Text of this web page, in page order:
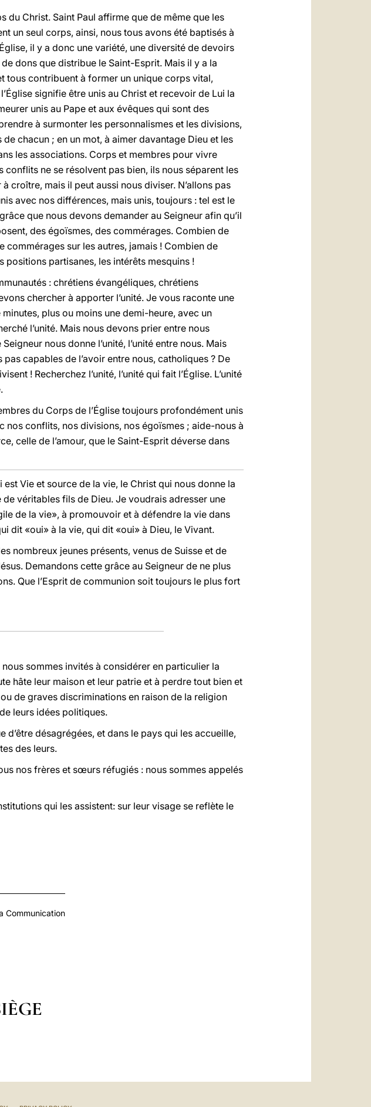
du Christ. Saint Paul affirme que de même que les
un seul corps, ainsi, nous tous avons été baptisés à
il y a donc une variété, une diversité de devoirs
dons que distribue le Saint-Esprit. Mais il y a la
tous contribuent à former un unique corps vital,
signifie être unis au Christ et recevoir de Lui la
unis au Pape et aux évêques qui sont des
à surmonter les personnalismes et les divisions,
chacun ; en un mot, à aimer davantage Dieu et les
les associations. Corps et membres pour vivre
conflits ne se résolvent pas bien, ils nous séparent les
croître, mais il peut aussi nous diviser. N’allons pas
avec nos différences, mais unis, toujours : tel est le
que nous devons demander au Seigneur afin qu’il
des égoïsmes, des commérages. Combien de
sur les autres, jamais ! Combien de
positions partisanes, les intérêts mesquins !
: chrétiens évangéliques, chrétiens
chercher à apporter l’unité. Je vous raconte une
plus ou moins une demi-heure, avec un
l’unité. Mais nous devons prier entre nous
nous donne l’unité, l’unité entre nous. Mais
capables de l’avoir entre nous, catholiques ? De
! Recherchez l’unité, l’unité qui fait l’Église. L’unité
du Corps de l’Église toujours profondément unis
nos conflits, nos divisions, nos égoïsmes ; aide-nous à
celle de l’amour, que le Saint-Esprit déverse dans
Vie et source de la vie, le Christ qui nous donne la
véritables fils de Dieu. Je voudrais adresser une
de la vie», à promouvoir et à défendre la vie dans
dit «oui» à la vie, qui dit «oui» à Dieu, le Vivant.
nombreux jeunes présents, venus de Suisse et de
Demandons cette grâce au Seigneur de ne plus
Que l’Esprit de communion soit toujours le plus fort
nous sommes invités à considérer en particulier la
hâte leur maison et leur patrie et à perdre tout bien et
de graves discriminations en raison de la religion
leurs idées politiques.
désagrégées, et dans le pays qui les accueille,
des leurs.
nos frères et sœurs réfugiés : nous sommes appelés
qui les assistent: sur leur visage se reflète le
Communication